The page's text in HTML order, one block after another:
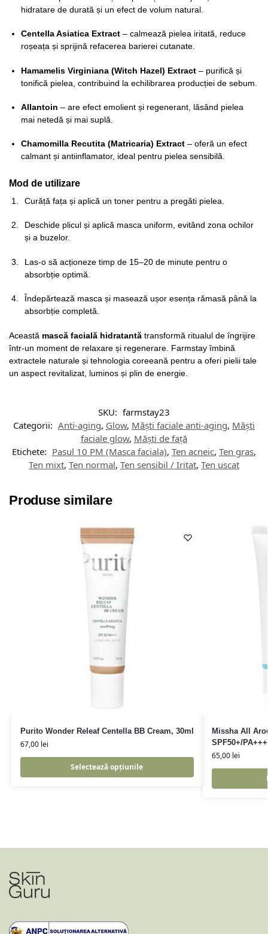
hidratare de durată și un efect de volum natural.
Centella Asiatica Extract – calmează pielea iritată, reduce
roșeața și sprijină refacerea barierei cutanate.
Hamamelis Virginiana (Witch Hazel) Extract – purifică și
tonifică pielea, contribuind la echilibrarea producției de sebum.
Allantoin – are efect emolient și regenerant, lăsând pielea
mai netedă și mai suplă.
Chamomilla Recutita (Matricaria) Extract – oferă un efect
calmant și antiinflamator, ideal pentru pielea sensibilă.
Mod de utilizare
Curăță fața și aplică un toner pentru a pregăti pielea.
Deschide plicul și aplică masca uniform, evitând zona ochilor
și a buzelor.
Las-o să acționeze timp de 15–20 de minute pentru o
absorbție optimă.
Îndepărtează masca și masează ușor esența rămasă până la
absorbție completă.
Această mască facială hidratantă transformă ritualul de îngrijire
într-un moment de relaxare și regenerare. Farmstay îmbină
extractele naturale și tehnologia coreeană pentru a oferi pielii tale
un aspect revitalizat, luminos și plin de energie.
SKU: farmstay23
Categorii: Anti-aging, Glow, Măști faciale anti-aging, Măști
faciale glow, Măști de față
Etichete: Pasul 10 PM (Masca faciala), Ten acneic, Ten gras,
Ten mixt, Ten normal, Ten sensibil / Iritat, Ten uscat
Produse similare
Purito Wonder Releaf Centella BB Cream, 30ml
67,00 lei
Selectează opțiunile
Missha All
SPF50+/
65,00 lei